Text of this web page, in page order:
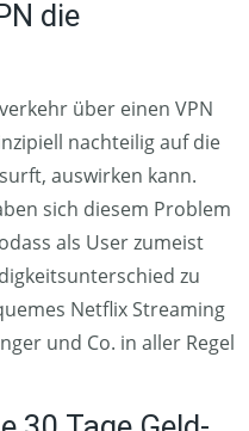
die
über einen VPN
nachteilig auf die
auswirken kann.
sich diesem Problem
als User zumeist
zu
Netflix Streaming
und Co. in aller Regel